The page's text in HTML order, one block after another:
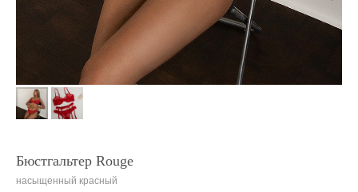
Бюстгальтер Rouge
насыщенный красный